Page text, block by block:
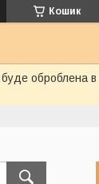
Кошик
буде оброблена